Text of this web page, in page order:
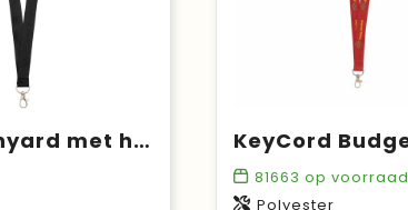
Impey lanyard met haak
81663 op voorraad
Polyester